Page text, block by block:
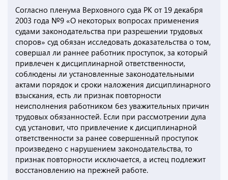
Согласно пленума Верховного суда РК от 19 декабря
2003 года №9 «О некоторых вопросах применения
судами законодательства при разрешении трудовых
споров» суд обязан исследовать доказательства о том,
совершал ли раннее работник проступок, за который
привлечен к дисциплинарной ответственности,
соблюдены ли установленные законодательными
актами порядок и сроки наложения дисциплинарного
взыскания, есть ли признак повторности
неисполнения работником без уважительных причин
трудовых обязанностей. Если при рассмотрении дула
суд установит, что привлечение к дисциплинарной
ответственности за ранее совершенный проступок
произведено с нарушением законодательства, то
признак повторности исключается, а истец подлежит
восстановлению на прежней работе.